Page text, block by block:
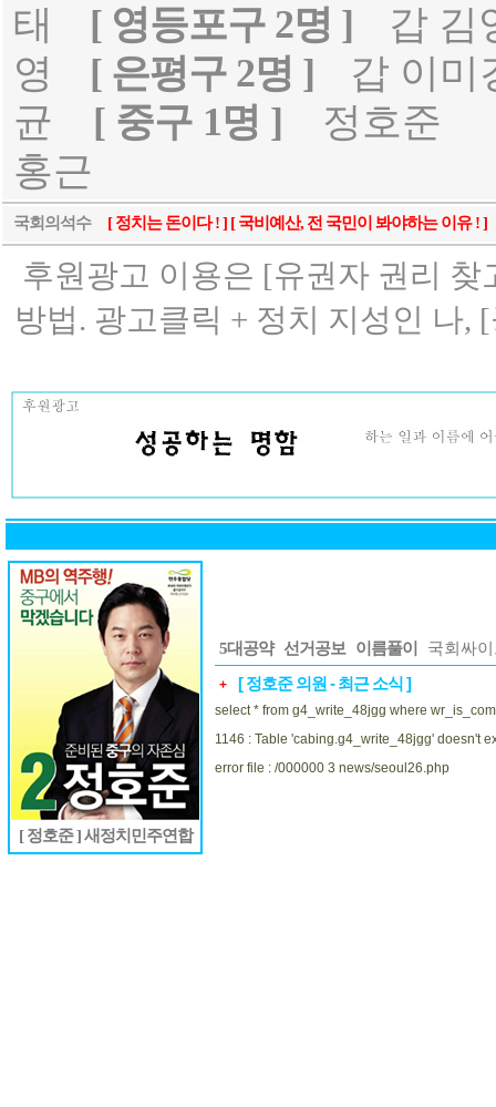
태
[ 영등포구 2명 ]
갑 김
영
[ 은평구 2명 ]
갑 이미
균
[ 중구 1명 ]
정호준
홍근
국회의석수 [ 정치는 돈이다 ! ] [ 국비예산, 전 국민이 봐야하는 이유 ! ]
후원광고 이용은 [유권자 권리
방법. 광고클릭 + 정치 지성인 나
[ 정호준 ] 새정치민주연합
5대공약 선거공보 이름풀이 국회싸
+ [ 정호준 의원 - 최근 소식 ]
select * from g4_write_48jgg where
1146 : Table 'cabing.g4_write_48jgg' doesn't
error file : /000000 3 news/seoul26.php